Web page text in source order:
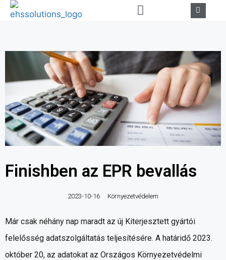
Finishben az EPR bevallás
2023-10-16 Környezetvédelem
Már csak néhány nap maradt az új Kiterjesztett gyártói
felelősség adatszolgáltatás teljesítésére. A határidő 2023.
október 20, az adatokat az Országos Környezetvédelmi